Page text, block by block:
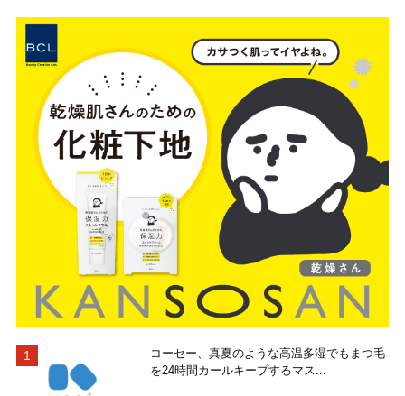
コーセー、真夏のような高温多湿でもまつ毛
を24時間カールキープするマス...